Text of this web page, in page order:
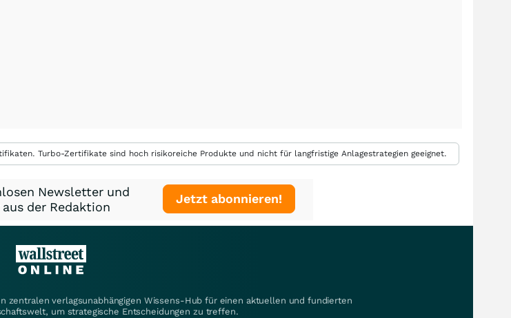
Turbo-Zertifikate sind hoch risikoreiche Produkte und nicht für langfristige Anlagestrategien geeignet.
Newsletter und
der Redaktion
Jetzt abonnieren!
zentralen verlagsunabhängigen Wissens-Hub für einen aktuellen und fundierten
um strategische Entscheidungen zu treffen.